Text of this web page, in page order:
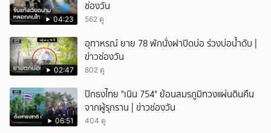
04:23
ช่องวัน
562 ดู
02:47
อุทาหรณ์ ยาย 78 พักนั่งฝาปิดบ่อ ร่วงบ่อน้ำดับ |
ข่าวช่องวัน
802 ดู
06:51
ปักธงไทย "เนิน 754" ย้อนสมรภูมิทวงแผ่นดินคืน
จากผู้รุกราน | ข่าวช่องวัน
404 ดู